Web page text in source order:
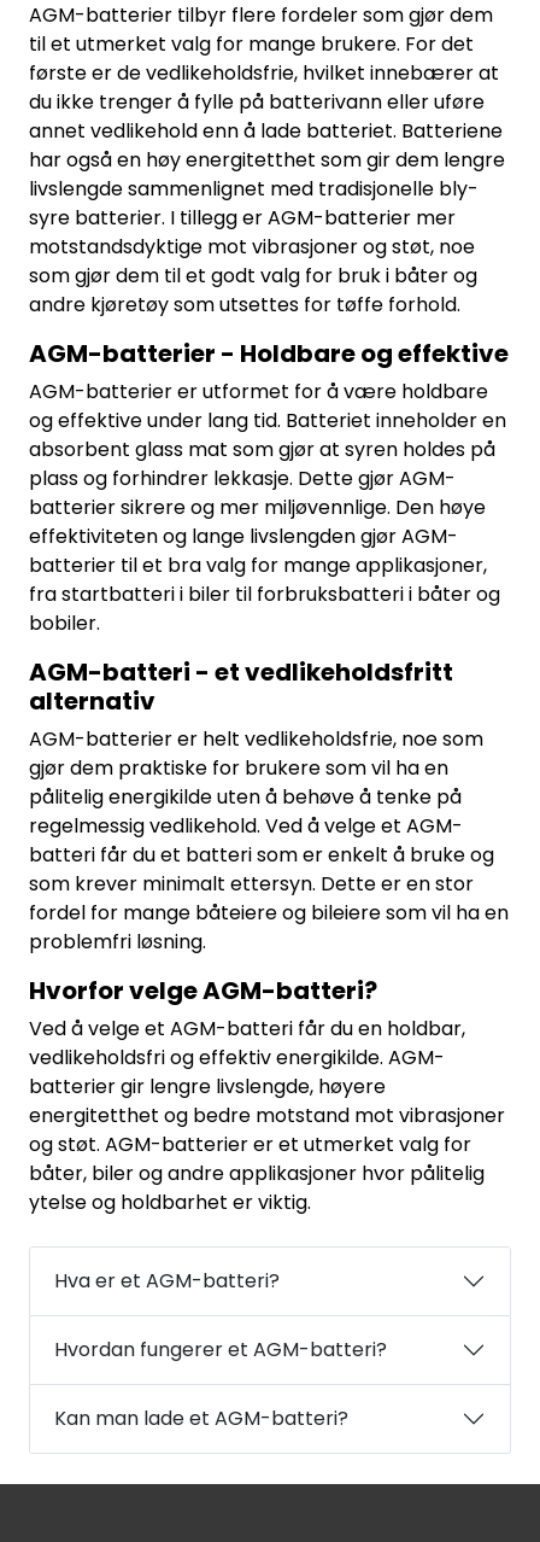
AGM-batterier tilbyr flere fordeler som gjør dem
til et utmerket valg for mange brukere. For det
første er de vedlikeholdsfrie, hvilket innebærer at
du ikke trenger å fylle på batterivann eller uføre
annet vedlikehold enn å lade batteriet. Batteriene
har også en høy energitetthet som gir dem lengre
livslengde sammenlignet med tradisjonelle bly-
syre batterier. I tillegg er AGM-batterier mer
motstandsdyktige mot vibrasjoner og støt, noe
som gjør dem til et godt valg for bruk i båter og
andre kjøretøy som utsettes for tøffe forhold.
AGM-batterier - Holdbare og effektive
AGM-batterier er utformet for å være holdbare
og effektive under lang tid. Batteriet inneholder en
absorbent glass mat som gjør at syren holdes på
plass og forhindrer lekkasje. Dette gjør AGM-
batterier sikrere og mer miljøvennlige. Den høye
effektiviteten og lange livslengden gjør AGM-
batterier til et bra valg for mange applikasjoner,
fra startbatteri i biler til forbruksbatteri i båter og
bobiler.
AGM-batteri - et vedlikeholdsfritt
alternativ
AGM-batterier er helt vedlikeholdsfrie, noe som
gjør dem praktiske for brukere som vil ha en
pålitelig energikilde uten å behøve å tenke på
regelmessig vedlikehold. Ved å velge et AGM-
batteri får du et batteri som er enkelt å bruke og
som krever minimalt ettersyn. Dette er en stor
fordel for mange båteiere og bileiere som vil ha en
problemfri løsning.
Hvorfor velge AGM-batteri?
Ved å velge et AGM-batteri får du en holdbar,
vedlikeholdsfri og effektiv energikilde. AGM-
batterier gir lengre livslengde, høyere
energitetthet og bedre motstand mot vibrasjoner
og støt. AGM-batterier er et utmerket valg for
båter, biler og andre applikasjoner hvor pålitelig
ytelse og holdbarhet er viktig.
Hva er et AGM-batteri?
Hvordan fungerer et AGM-batteri?
Kan man lade et AGM-batteri?